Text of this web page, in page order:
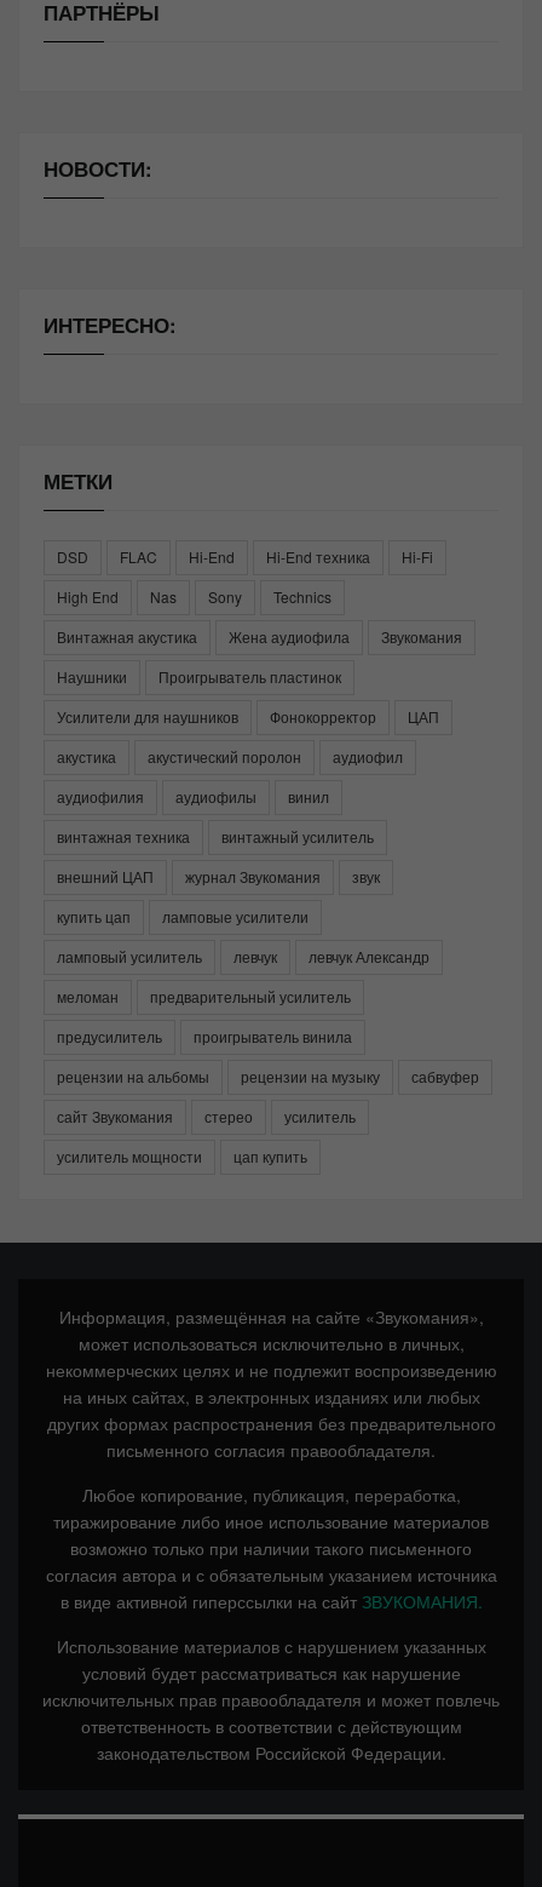
ПАРТНЁРЫ
НОВОСТИ:
ИНТЕРЕСНО:
МЕТКИ
DSD FLAC Hi-End Hi-End техника
Hi-Fi
High End
Nas Sony
Technics
Винтажная акустика
Жена аудиофила
Звукомания
Наушники
Проигрыватель пластинок
Усилители для наушников
Фонокорректор
ЦАП
акустика
акустический поролон
аудиофил
аудиофилия
аудиофилы
винил
винтажная техника
винтажный усилитель
внешний ЦАП
журнал Звукомания
звук
купить цап
ламповые усилители
ламповый усилитель
левчук
левчук Александр
меломан
предварительный усилитель
предусилитель
проигрыватель винила
рецензии на альбомы
рецензии на музыку
сабвуфер
сайт Звукомания
стерео
усилитель
усилитель мощности
цап купить
Информация, размещённая на сайте «Звукомания»,
может использоваться исключительно в личных,
некоммерческих целях и не подлежит воспроизведению
на иных сайтах, в электронных изданиях или любых
других формах распространения без предварительного
письменного согласия правообладателя.
Любое копирование, публикация, переработка,
тиражирование либо иное использование материалов
возможно только при наличии такого письменного
согласия автора и с обязательным указанием источника
в виде активной гиперссылки на сайт ЗВУКОМАНИЯ.
Использование материалов с нарушением указанных
условий будет рассматриваться как нарушение
исключительных прав правообладателя и может повлечь
ответственность в соответствии с действующим
законодательством Российской Федерации.